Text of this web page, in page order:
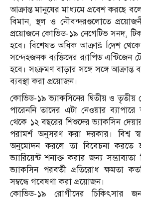
আক্রান্ত মানুষের মাধ্যমে প্রবেশ করছে
বিমান, স্থল ও নৌবন্দরগুলোতে
প্রয়োজনে কোভিড-১৯ নেগেটিভ সনদ,
হবে। বিশেষত অধিক আক্রাš Íদেশ
সন্দেহজনক ব্যক্তিদের র‌্যাপিড এন্টিজেন
হবে। সংক্রমণ বাড়ার সঙ্গে সঙ্গে আক্রান্ত
ব্যবস্থা করা প্রয়োজন।
কোভিড-১৯ ভ্যাকসিনের দ্বিতীয় ও
পারেননি তাদের এটা নেওয়ার
থেকে ১২ বছরের শিশুদের ভ্যাকসিন
পরামর্শ অনুসরণ করা দরকার। বিশ্ব
অনুমোদন করলে তা বিবেচনা করতে
ভ্যারিয়েন্ট শনাক্ত করার জন্য
ভ্যাকসিন পরবর্তী প্রতিরোধ ক্ষমতা
সম্বন্ধে গবেষণা করা প্রয়োজন।
কোভিড-১৯ রোগীদের চিকিৎসার